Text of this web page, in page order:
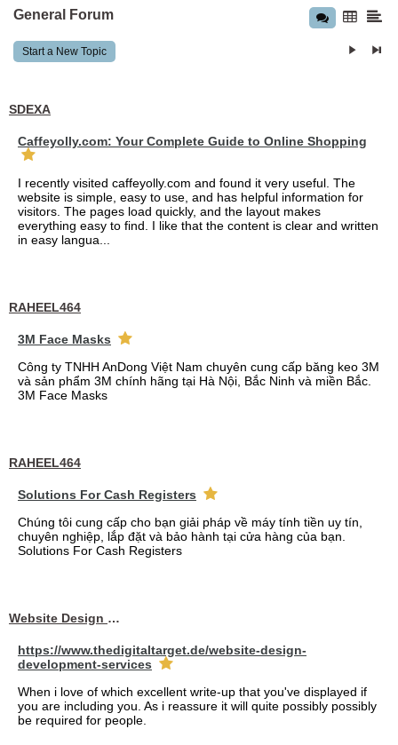
General Forum
Start a New Topic
SDEXA
Caffeyolly.com: Your Complete Guide to Online Shopping
I recently visited caffeyolly.com and found it very useful. The
website is simple, easy to use, and has helpful information for
visitors. The pages load quickly, and the layout makes
everything easy to find. I like that the content is clear and written
in easy langua...
RAHEEL464
3M Face Masks
Công ty TNHH AnDong Việt Nam chuyên cung cấp băng keo 3M
và sản phẩm 3M chính hãng tại Hà Nội, Bắc Ninh và miền Bắc.
3M Face Masks
RAHEEL464
Solutions For Cash Registers
Chúng tôi cung cấp cho bạn giải pháp về máy tính tiền uy tín,
chuyên nghiệp, lắp đặt và bảo hành tại cửa hàng của bạn.
Solutions For Cash Registers
Website Design Services berin
https://www.thedigitaltarget.de/website-design-
development-services
When i love of which excellent write-up that you've displayed if
you are including you. As i reassure it will quite possibly possibly
be required for people.